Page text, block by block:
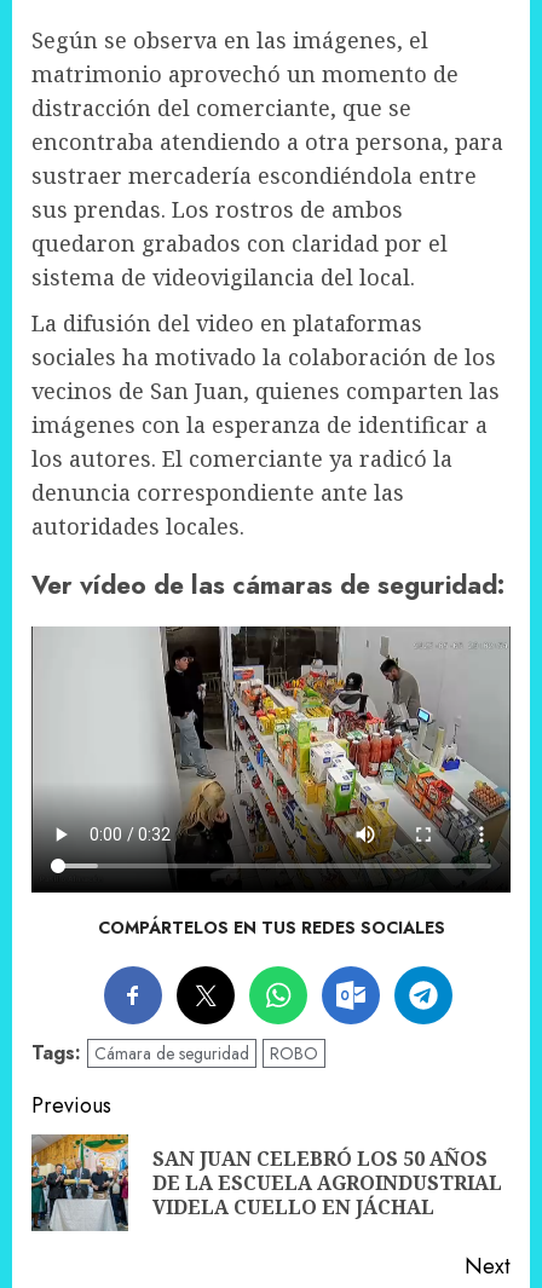
Según se observa en las imágenes, el
matrimonio aprovechó un momento de
distracción del comerciante, que se
encontraba atendiendo a otra persona, para
sustraer mercadería escondiéndola entre
sus prendas. Los rostros de ambos
quedaron grabados con claridad por el
sistema de videovigilancia del local.
La difusión del video en plataformas
sociales ha motivado la colaboración de los
vecinos de San Juan, quienes comparten las
imágenes con la esperanza de identificar a
los autores. El comerciante ya radicó la
denuncia correspondiente ante las
autoridades locales.
Ver vídeo de las cámaras de seguridad:
COMPÁRTELOS EN TUS REDES SOCIALES
Tags: Cámara de seguridad ROBO
Post
navigation
Previous
SAN JUAN CELEBRÓ LOS 50 AÑOS
DE LA ESCUELA AGROINDUSTRIAL
VIDELA CUELLO EN JÁCHAL
Next